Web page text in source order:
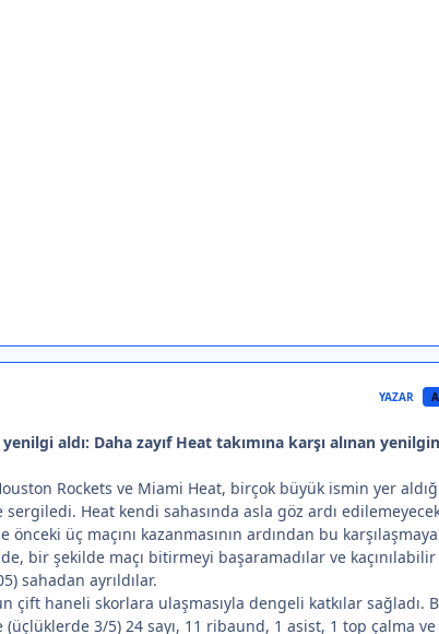
YAZAR
aldı: Daha zayıf Heat takımına karşı alınan
Rockets ve Miami Heat, birçok büyük ismin yer
Heat kendi sahasında asla göz ardı
üç maçını kazanmasının ardından bu karşılaşmaya
bir şekilde maçı bitirmeyi başaramadılar ve
sahadan ayrıldılar.
çift haneli skorlara ulaşmasıyla dengeli katkılar sağladı.
3/5) 24 sayı, 11 ribaund, 1 asist, 1 top çalma ve